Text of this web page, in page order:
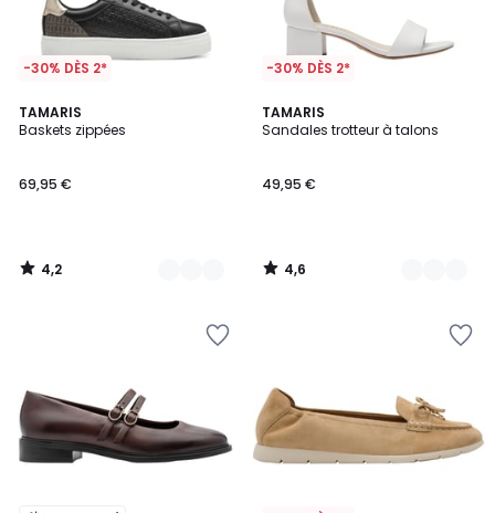
-30% DÈS 2*
TAMARIS
Baskets zippées
69,95 €
4,2
/ 5
2
Couleurs
4,2
/
-30% DÈS 2*
TAMARIS
Sandales trotteur à talons
49,95 €
4,6
/ 5
2
Couleurs
4,6
/